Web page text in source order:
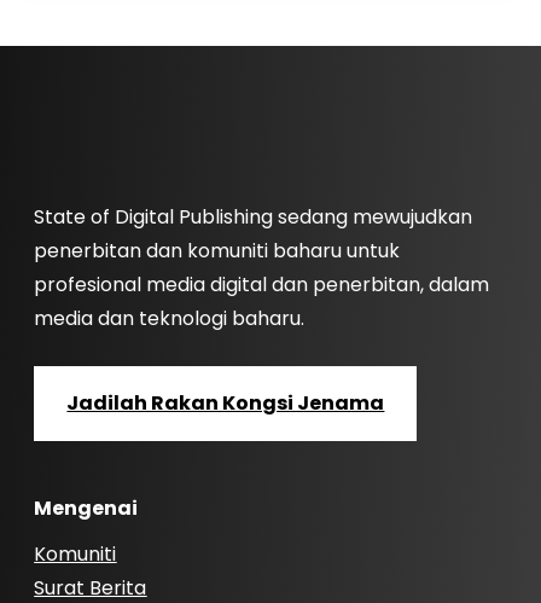
State of Digital Publishing sedang mewujudkan
penerbitan dan komuniti baharu untuk
profesional media digital dan penerbitan, dalam
media dan teknologi baharu.
Jadilah Rakan Kongsi Jenama
Mengenai
Komuniti
Surat Berita